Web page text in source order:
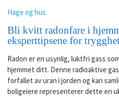
Hage og hus
Bli kvitt radonfare i
eksperttipsene for
Radon er en usynlig, luktfri gass
hjemmet ditt. Denne radioaktive
forfallet av uran i jorden og kan
boligeiere representerer dette en